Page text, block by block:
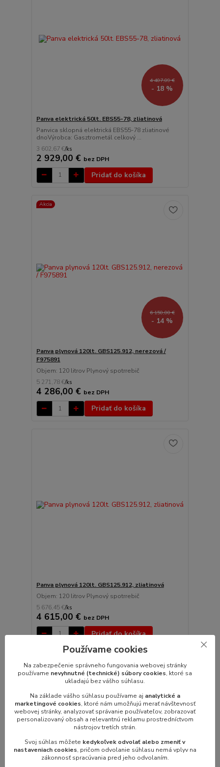
4 407,09 €
- 18 %
Panva elektrická 50lt. EBS55-78, zliatinová
Panvica sklopná elektrická EBS55-78 zliatinové
dnoVýrobca: Gasztrometál celkový ...
3 602,67 €/ks
2 929,00 € bez DPH
Pridať do košíka
Akcia
6 150,00 €
- 14 %
Panva plynová 120lt. GBS125.912, nerezová /
F975891
Objem: 120 litrov Plynový spotrrebič
5 271,78 €/ks
4 286,00 € bez DPH
Pridať do košíka
Panva plynová 120lt. GBS125.912, zliatinová
Objem: 120 litrov Plynový spotrrebič
5 676,45 €/ks
4 615,00 € bez DPH
Pridať do košíka
TOP produkt
Akcia
Používame cookies
Na zabezpečenie správneho fungovania webovej stránky
používame nevyhnutné (technické) súbory cookies, ktoré sa
ukladajú bez vášho súhlasu.
Na základe vášho súhlasu používame aj analytické a
marketingové cookies, ktoré nám umožňujú merať návštevnosť
webovej stránky, analyzovať správanie používateľov, zobrazovať
personalizovaný obsah a relevantnú reklamu prostredníctvom
nástrojov tretích strán.
Svoj súhlas môžete kedykoľvek odvolať alebo zmeniť v
nastaveniach cookies, pričom odvolanie súhlasu nemá vplyv na
zákonnosť spracúvania pred jeho odvolaním.